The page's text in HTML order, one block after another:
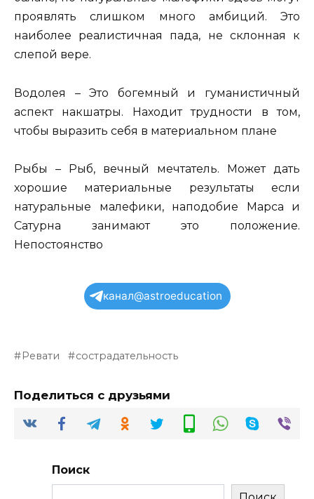
проявлять слишком много амбиций. Это
наиболее реалистичная пада, не склонная к
слепой вере.
Водолея – Это богемный и гуманистичный
аспект накшатры. Находит трудности в том,
чтобы выразить себя в материальном плане
Рыбы – Рыб, вечный мечтатель. Может дать
хорошие материальные результаты если
натуральные малефики, наподобие Марса и
Сатурна занимают это положение.
Непостоянство
канал@astroeducation
Ревати сострадательность
Поделиться с друзьями
Поиск